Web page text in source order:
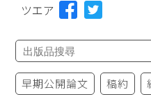
ツエア
早期公開論文 稿約